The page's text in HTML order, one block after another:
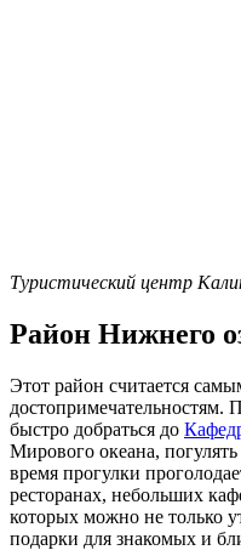
Туристический центр
Район Нижнего
Этот район считается
достопримечательностям.
быстро добраться до
Мирового океана,
время прогулки
ресторанах, небольших
которых можно не только
подарки для знакомых и